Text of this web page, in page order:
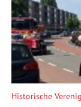
Historische